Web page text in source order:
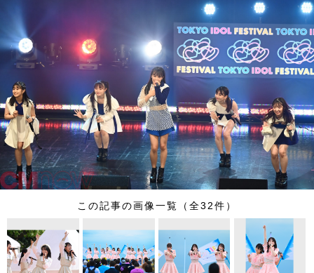
この記事の画像一覧（全32件）